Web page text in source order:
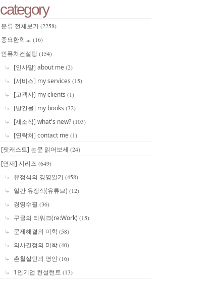
category
분류 전체보기 (2258)
중요한학교 (16)
인퓨처컨설팅 (154)
[인사말] about me(2)
[서비스] my services (15)
[고객사] my clients (1)
[발간물] my books (32)
[새소식] what's new?(103)
[연락처] contact me(1)
[팟캐스트] 논문 읽어보세 (24)
[연재] 시리즈 (649)
유정식의 경영일기 (458)
일간 유정식(유튜브) (12)
경영수필 (36)
구글의 리워크(re:Work) (15)
문제해결의 미학(58)
의사결정의 미학(40)
촌철살인의 명언 (16)
1인기업 컨설턴트 (13)